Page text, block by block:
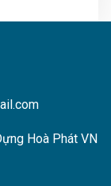
Hoà Phát VN